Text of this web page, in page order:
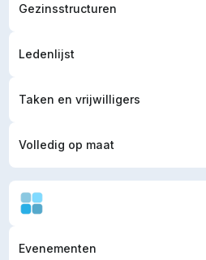
Gezinsstructuren
Ledenlijst
Taken en vrijwilligers
Volledig op maat
Evenementen